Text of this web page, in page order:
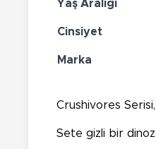
Yaş Aralığı
Cinsiyet
Marka
Crushivores
Sete gizli bir